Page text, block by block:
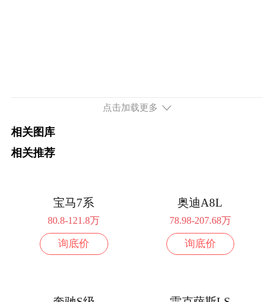
点击加载更多
相关图库
相关推荐
宝马7系
80.8-121.8万
询底价
奥迪A8L
78.98-207.68万
询底价